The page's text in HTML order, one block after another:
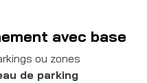
avec base
ou zones
de parking